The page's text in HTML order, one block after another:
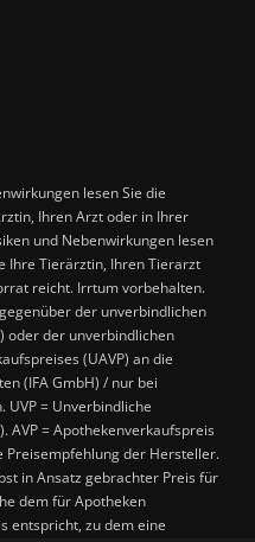
lesen Sie die
Ihren Arzt oder in Ihrer
und Nebenwirkungen lesen
Ihre Tierärztin, Ihren Tierarzt
reicht. Irrtum vorbehalten.
der unverbindlichen
oder der unverbindlichen
(UAVP) an die
(IFA GmbH) / nur bei
UVP = Unverbindliche
AVP = Apothekenverkaufspreis
Preisempfehlung der Hersteller.
in Ansatz gebrachter Preis für
dem für Apotheken
entspricht, zu dem eine